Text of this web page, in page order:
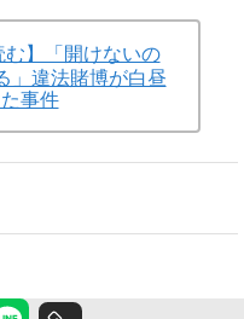
む】「開けないの
」違法賭博が白昼
事件